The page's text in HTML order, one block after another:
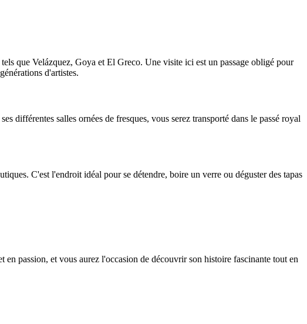
que Velázquez, Goya et El Greco. Une visite ici est un passage obligé pour
d'artistes.
différentes salles ornées de fresques, vous serez transporté dans le passé royal
C'est l'endroit idéal pour se détendre, boire un verre ou déguster des tapas
en passion, et vous aurez l'occasion de découvrir son histoire fascinante tout en